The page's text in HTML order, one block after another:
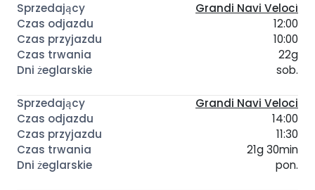
Grandi Navi Veloci
12:00
10:00
22g
sob.
Grandi Navi Veloci
14:00
11:30
21g 30min
pon.